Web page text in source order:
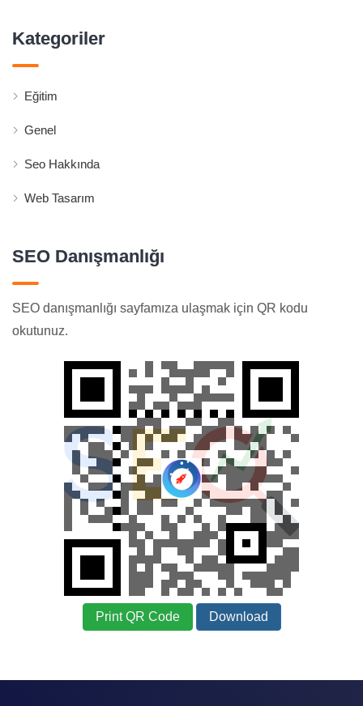
Kategoriler
Eğitim
Genel
Seo Hakkında
Web Tasarım
SEO Danışmanlığı
SEO danışmanlığı sayfamıza ulaşmak için QR kodu
okutunuz.
Print QR Code Download